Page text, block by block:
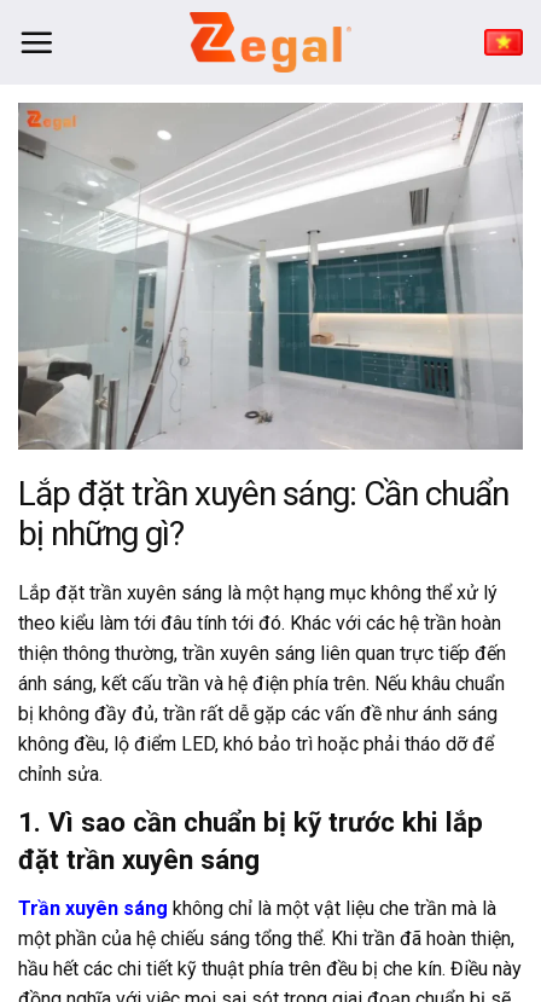
qua
dung
Lắp đặt trần xuyên sáng: Cần chuẩn
bị những gì?
Lắp đặt trần xuyên sáng là một hạng mục không thể xử lý
theo kiểu làm tới đâu tính tới đó. Khác với các hệ trần hoàn
thiện thông thường, trần xuyên sáng liên quan trực tiếp đến
ánh sáng, kết cấu trần và hệ điện phía trên. Nếu khâu chuẩn
bị không đầy đủ, trần rất dễ gặp các vấn đề như ánh sáng
không đều, lộ điểm LED, khó bảo trì hoặc phải tháo dỡ để
chỉnh sửa.
1. Vì sao cần chuẩn bị kỹ trước khi lắp
đặt trần xuyên sáng
Trần xuyên sáng không chỉ là một vật liệu che trần mà là
một phần của hệ chiếu sáng tổng thể. Khi trần đã hoàn thiện,
hầu hết các chi tiết kỹ thuật phía trên đều bị che kín. Điều này